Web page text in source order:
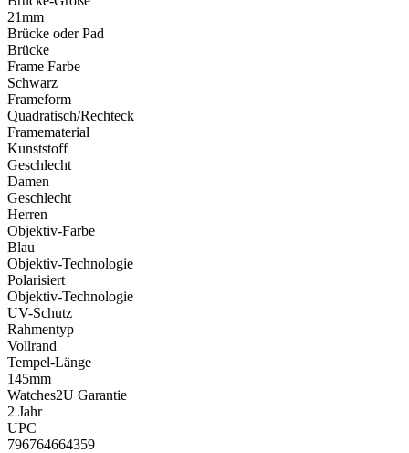
21mm
Brücke oder Pad
Brücke
Frame Farbe
Schwarz
Frameform
Quadratisch/Rechteck
Framematerial
Kunststoff
Geschlecht
Damen
Geschlecht
Herren
Objektiv-Farbe
Blau
Objektiv-Technologie
Polarisiert
Objektiv-Technologie
UV-Schutz
Rahmentyp
Vollrand
Tempel-Länge
145mm
Watches2U Garantie
2 Jahr
UPC
796764664359